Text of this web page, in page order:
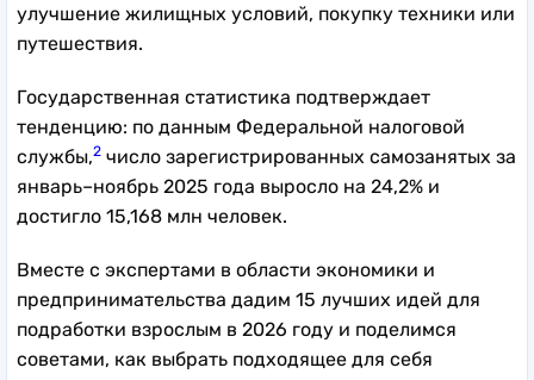
улучшение жилищных условий, покупку техники или
путешествия.
Государственная статистика подтверждает
тенденцию: по данным Федеральной налоговой
службы,2 число зарегистрированных самозанятых за
январь–ноябрь 2025 года выросло на 24,2% и
достигло 15,168 млн человек.
Вместе с экспертами в области экономики и
предпринимательства дадим 15 лучших идей для
подработки взрослым в 2026 году и поделимся
советами, как выбрать подходящее для себя